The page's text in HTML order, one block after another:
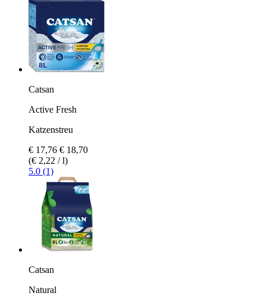
Catsan
Active Fresh
Katzenstreu
€ 17,76 € 18,70
(€ 2,22 / l)
5.0 (1)
Catsan
Natural